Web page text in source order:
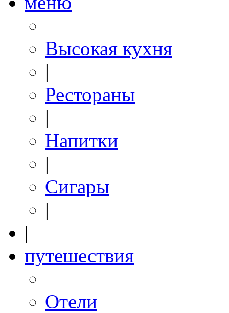
Высокая кухня
|
Рестораны
|
Напитки
|
Сигары
|
|
путешествия
Отели